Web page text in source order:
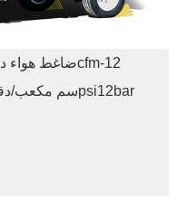
ضاغط هواء ديزل عالي الضغط محمول 600cfm-12
600 سم مكعب/دقيقة 16.9 متر مكعب 174psi12bar